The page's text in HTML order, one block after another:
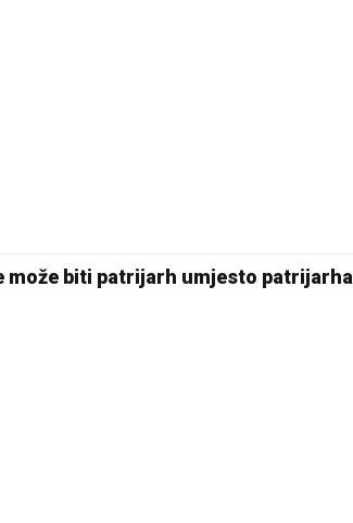
može biti patrijarh umjesto patrijarha